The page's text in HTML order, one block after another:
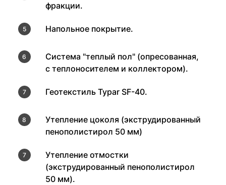
фракции.
Напольное покрытие.
Система "теплый пол" (опресованная,
с теплоносителем и коллектором).
Геотекстиль Typar SF-40.
Утепление цоколя (экструдированный
пенополистирол 50 мм)
Утепление отмостки
(экструдированный пенополистирол
50 мм).